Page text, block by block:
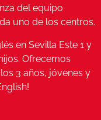
del equipo
uno de los centros.
en Sevilla Este 1 y
Ofrecemos
3 años, jóvenes y